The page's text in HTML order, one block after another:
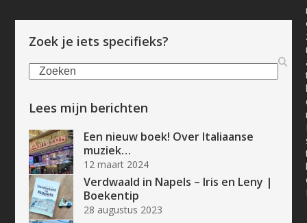
Zoek je iets specifieks?
Zoeken
Lees mijn berichten
Een nieuw boek! Over Italiaanse
muziek…
12 maart 2024
Verdwaald in Napels – Iris en Leny |
Boekentip
28 augustus 2023